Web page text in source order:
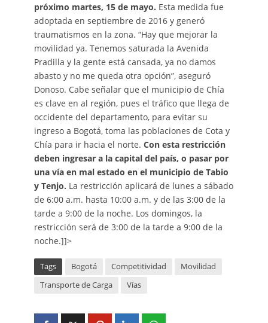
próximo martes, 15 de mayo. Esta medida fue
adoptada en septiembre de 2016 y generó
traumatismos en la zona. “Hay que mejorar la
movilidad ya. Tenemos saturada la Avenida
Pradilla y la gente está cansada, ya no damos
abasto y no me queda otra opción”, aseguró
Donoso. Cabe señalar que el municipio de Chía
es clave en al región, pues el tráfico que llega de
occidente del departamento, para evitar su
ingreso a Bogotá, toma las poblaciones de Cota y
Chía para ir hacia el norte. Con esta restricción
deben ingresar a la capital del país, o pasar por
una vía en mal estado en el municipio de Tabio
y Tenjo. La restricción aplicará de lunes a sábado
de 6:00 a.m. hasta 10:00 a.m. y de las 3:00 de la
tarde a 9:00 de la noche. Los domingos, la
restricción será de 3:00 de la tarde a 9:00 de la
noche.]]>
Tags Bogotá Competitividad
Movilidad
Transporte de Carga
Vías